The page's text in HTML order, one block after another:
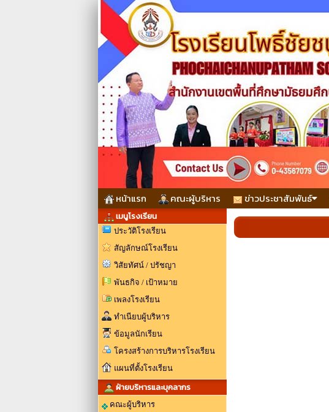
หน้าแรก คณะผู้บริหาร ข่าวประชาสัมพันธ์
เมนูโรงเรียน
ประวัติโรงเรียน
สัญลักษณ์โรงเรียน
วิสัยทัศน์ / ปรัชญา
พันธกิจ / เป้าหมาย
เพลงโรงเรียน
ทำเนียบผู้บริหาร
ข้อมูลนักเรียน
โครงสร้างการบริหารโรงเรียน
แผนที่ตั้งโรงเรียน
ฝ่ายบริหารและบุคลากร
คณะผู้บริหาร